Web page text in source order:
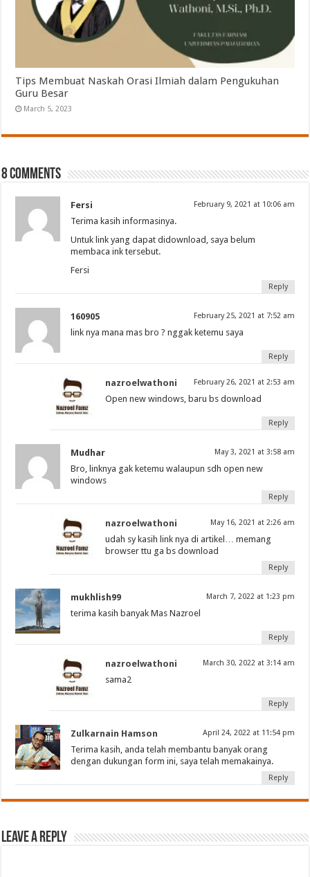
Tips Membuat Naskah Orasi Ilmiah dalam Pengukuhan
Guru Besar
March 5, 2023
8 comments
Fersi February 9, 2021 at 10:06 am
Terima kasih informasinya.
Untuk link yang dapat didownload, saya belum
membaca ink tersebut.
Fersi
Reply
160905 February 25, 2021 at 7:52 am
link nya mana mas bro ? nggak ketemu saya
Reply
nazroelwathoni February 26, 2021 at 2:53 am
Open new windows, baru bs download
Reply
Mudhar May 3, 2021 at 3:58 am
Bro, linknya gak ketemu walaupun sdh open new
windows
Reply
nazroelwathoni May 16, 2021 at 2:26 am
udah sy kasih link nya di artikel… memang
browser ttu ga bs download
Reply
mukhlish99 March 7, 2022 at 1:23 pm
terima kasih banyak Mas Nazroel
Reply
nazroelwathoni March 30, 2022 at 3:14 am
sama2
Reply
Zulkarnain Hamson April 24, 2022 at 11:54 pm
Terima kasih, anda telah membantu banyak orang
dengan dukungan form ini, saya telah memakainya.
Reply
Leave a Reply